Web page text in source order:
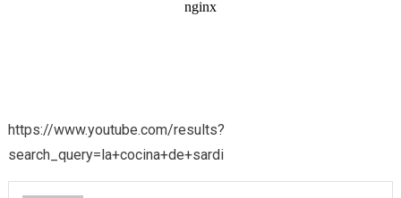
https://www.youtube.com/results?
search_query=la+cocina+de+sardi